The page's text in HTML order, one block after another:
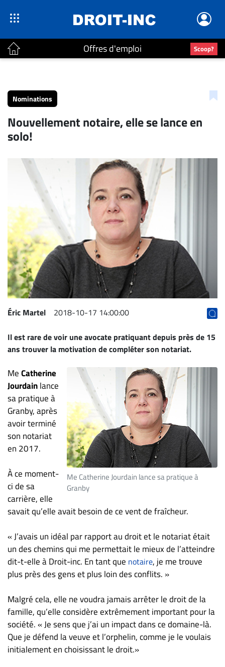
Offres d'emploi Scoop?
Accueil
Continu
Nominations
Bureaux
Conseillers
Juridiques
Campus
Carrière
Archives
CARRIÈRE
ET
EMPLOIS
AVOCATS
JURISTES
d'emploi
Formation
Continue
Métiers
Scoop?
CABINETS
ENTREPRISES
Espace
entreprises
Page
entreprises
Publier
un
emploi
Solutions de
recrutements
TROUVEZ-
NOUS
Nominations
Nouvellement notaire, elle se lance en
solo!
Éric Martel 2018-10-17 14:00:00
Il est rare de voir une avocate pratiquant depuis près de 15
ans trouver la motivation de compléter son notariat.
Me Catherine Jourdain lance sa pratique à
Granby
MeCatherine
Jourdainlance
sa pratique à
Granby, après
avoir terminé
son notariat
en 2017.
À ce moment-
ci de sa
carrière, elle
savait qu’elle avait besoin de ce vent de fraîcheur.
« J’avais un idéal par rapport au droit et le notariat était
un des chemins qui me permettait le mieux de l’atteindre
dit-t-elle à Droit-inc. En tant que notaire, je me trouve
plus près des gens et plus loin des conflits. »
Malgré cela, elle ne voudra jamais arrêter le droit de la
famille, qu’elle considère extrêmement important pour la
société. « Je sens que j’ai un impact dans ce domaine-là.
Que je défend la veuve et l’orphelin, comme je le voulais
initialement en choisissant le droit.»